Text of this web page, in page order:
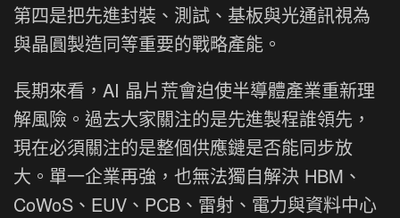
第四是把先進封裝、測試、基板與光通訊視為
與晶圓製造同等重要的戰略產能。
長期來看，AI 晶片荒會迫使半導體產業重新理
解風險。過去大家關注的是先進製程誰領先，
現在必須關注的是整個供應鏈是否能同步放
大。單一企業再強，也無法獨自解決 HBM、
CoWoS、EUV、PCB、雷射、電力與資料中心